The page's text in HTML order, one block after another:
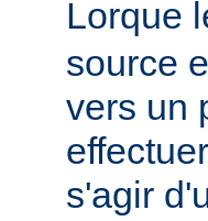
Lorque
source
vers un
s'agir